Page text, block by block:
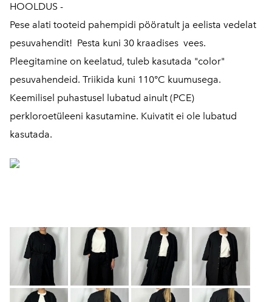
HOOLDUS -
Pese alati tooteid pahempidi pööratult ja eelista vedelat
pesuvahendit! Pesta kuni 30 kraadises vees.
Pleegitamine on keelatud, tuleb kasutada "color"
pesuvahendeid. Triikida kuni 110°C kuumusega.
Keemilisel puhastusel lubatud ainult (PCE)
perkloroetüleeni kasutamine. Kuivatit ei ole lubatud
kasutada.